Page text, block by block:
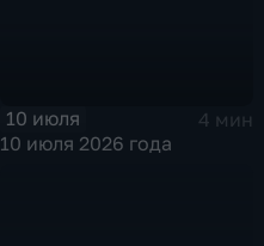
10 июля
4 мин
10 июля 2026 года